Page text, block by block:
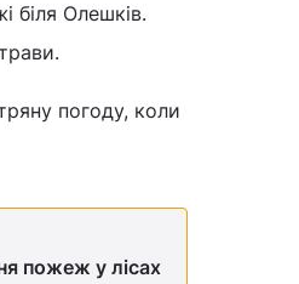
біля Олешків.
погоду, коли
пожеж у лісах